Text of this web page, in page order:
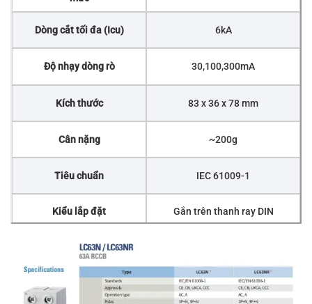
Dòng cắt tối đa (Icu) 6kA
Độ nhạy dòng rò 30,100,300mA
Kích thước 83 x 36 x 78 mm
Cân nặng ~200g
Tiêu chuẩn IEC 61009-1
Kiểu lắp đặt Gắn trên thanh ray DIN